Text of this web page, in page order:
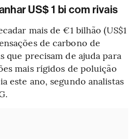
US$ 1 bi com rivais
mais de €1 bilhão (US$1
de carbono de
que precisam de ajuda para
mais rígidos de poluição
este ano, segundo analistas